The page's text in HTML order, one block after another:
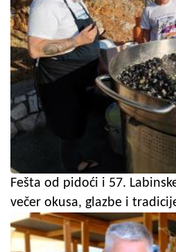
Fešta od pidoći i 57.
večer okusa, glazbe i